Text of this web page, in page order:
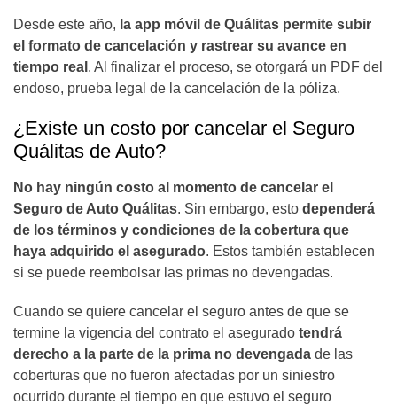
Desde este año, la app móvil de Quálitas permite subir
el formato de cancelación y rastrear su avance en
tiempo real . Al finalizar el proceso, se otorgará un PDF del
endoso, prueba legal de la cancelación de la póliza.
¿Existe un costo por cancelar el Seguro
Quálitas de Auto?
No hay ningún costo al momento de cancelar el
Seguro de Auto Quálitas. Sin embargo, esto dependerá
de los términos y condiciones de la cobertura que
haya adquirido el asegurado. Estos también establecen
si se puede reembolsar las primas no devengadas.
Cuando se quiere cancelar el seguro antes de que se
termine la vigencia del contrato el asegurado tendrá
derecho a la parte de la prima no devengada de las
coberturas que no fueron afectadas por un siniestro
ocurrido durante el tiempo en que estuvo el seguro